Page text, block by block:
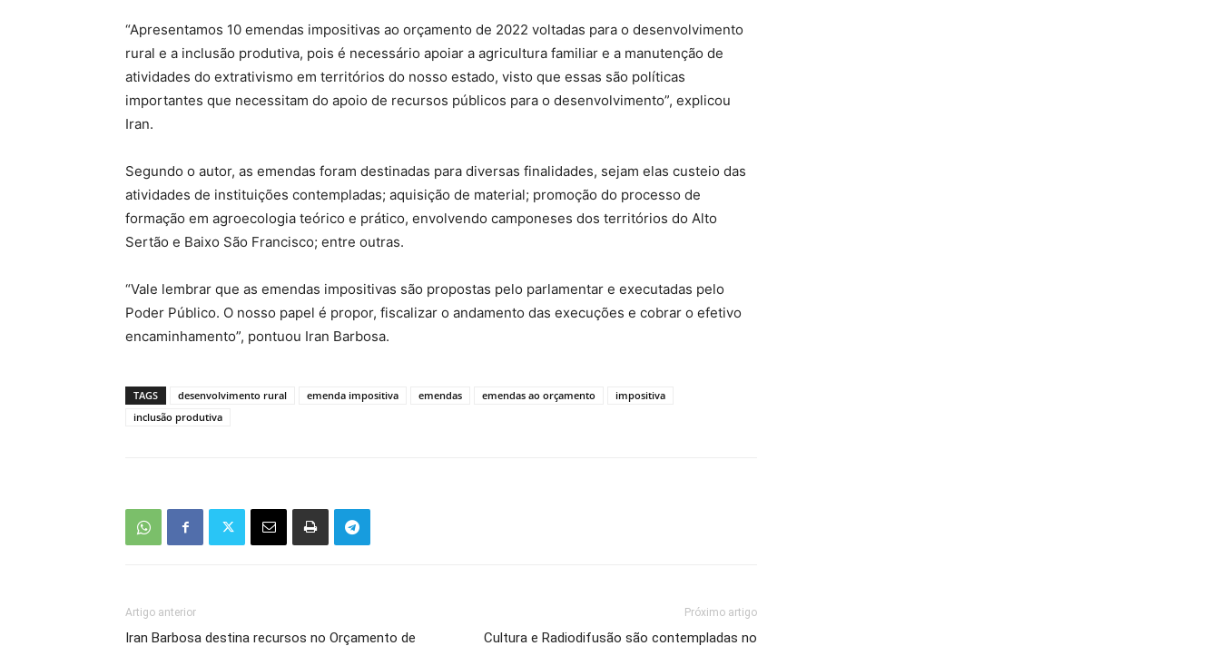
“Apresentamos 10 emendas impositivas ao orçamento de 2022 voltadas para o desenvolvimento
rural e a inclusão produtiva, pois é necessário apoiar a agricultura familiar e a manutenção de
atividades do extrativismo em territórios do nosso estado, visto que essas são políticas
importantes que necessitam do apoio de recursos públicos para o desenvolvimento”, explicou
Iran.
Segundo o autor, as emendas foram destinadas para diversas finalidades, sejam elas custeio das
atividades de instituições contempladas; aquisição de material; promoção do processo de
formação em agroecologia teórico e prático, envolvendo camponeses dos territórios do Alto
Sertão e Baixo São Francisco; entre outras.
“Vale lembrar que as emendas impositivas são propostas pelo parlamentar e executadas pelo
Poder Público. O nosso papel é propor, fiscalizar o andamento das execuções e cobrar o efetivo
encaminhamento”, pontuou Iran Barbosa.
TAGS desenvolvimento rural emenda impositiva emendas emendas ao orçamento
impositiva
inclusão produtiva
Artigo anterior
Iran Barbosa destina recursos no Orçamento de
Próximo artigo
Cultura e Radiodifusão são contempladas no